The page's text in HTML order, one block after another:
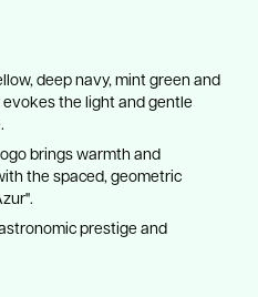
deep navy, mint green and
the light and gentle
brings warmth and
the spaced, geometric
prestige and